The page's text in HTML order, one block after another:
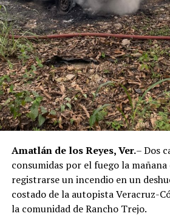
corresponde únicamente a seis de
momento, las autoridades no han
jurídica del séptimo implicado.
El caso evidenció presuntas
corporación policiaca y motivó la
autoridades estatales y federales,
reforzamiento de las
públicos relacionados con
La sentencia representa uno de
derivados de aquel operativo y
responsabilidad penal de los
relacionados con la posesión de
Amatlán de los Reyes, Ver.– Dos
consumidas por el fuego la
registrarse un incendio en un
costado de la autopista Veracruz-
la comunidad de Rancho Trejo.